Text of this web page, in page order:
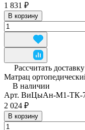
1 831 ₽
В корзину
Рассчитать доставку
Матрац
В наличии
Арт. ВиЦыАн-М1-ТК-
2 024 ₽
В корзину